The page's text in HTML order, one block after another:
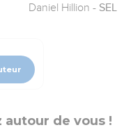
Daniel Hillion - SEL
autour de vous !